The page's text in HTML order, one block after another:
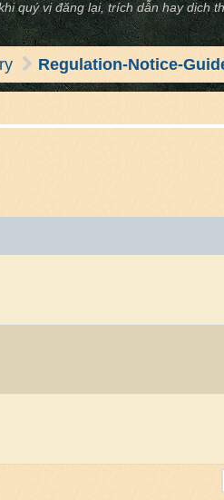
quý vị đăng lại, trích dẫn hay dịch
Regulation-Notice-